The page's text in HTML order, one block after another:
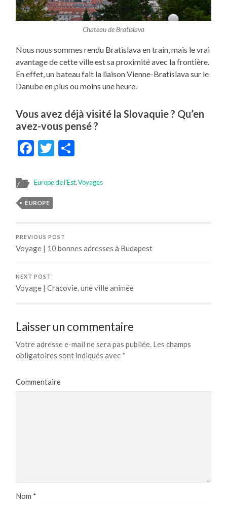
Chateau de Bratislava
Nous nous sommes rendu Bratislava en train, mais le vrai
avantage de cette ville est sa proximité avec la frontière.
En effet, un bateau fait la liaison Vienne-Bratislava sur le
Danube en plus ou moins une heure.
Vous avez déjà visité la Slovaquie ? Qu’en
avez-vous pensé ?
Facebook
Twitter
Europe de l'Est,Voyages
EUROPE
PREVIOUS POST
Voyage | 10 bonnes adresses à Budapest
NEXT POST
Voyage | Cracovie, une ville animée
Laisser un commentaire
Votre adresse e-mail ne sera pas publiée. Les champs
obligatoires sont indiqués avec *
Commentaire
Nom *